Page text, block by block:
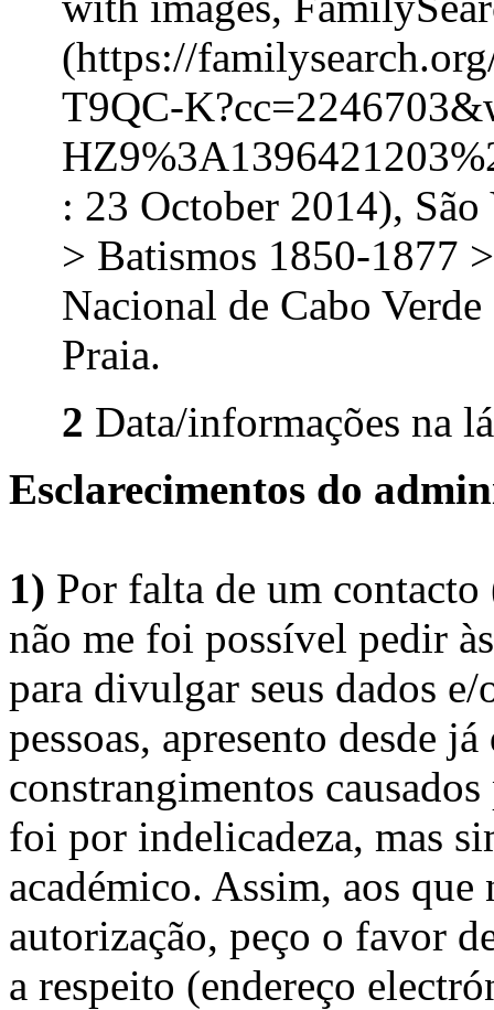
(https://
T9QC-
: 23 October 2014),
> Batismos 1850-1877
Nacional de Cabo
Praia.
2 Data/informações na
Esclarecimentos do
1) Por falta de um
não me foi possível pedir
para divulgar seus dados
pessoas, apresento desde
constrangimentos
foi por indelicadeza, mas
académico. Assim, aos
autorização, peço o favor
a respeito (endereço